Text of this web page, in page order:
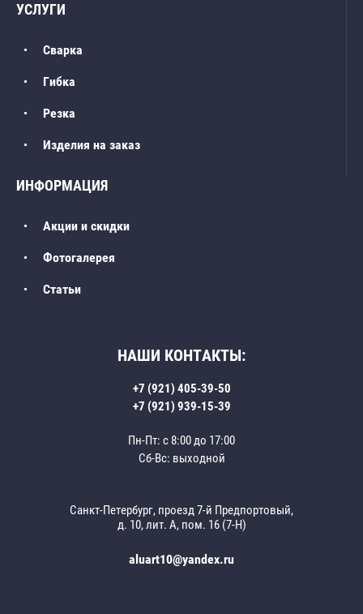
УСЛУГИ
Сварка
Гибка
Резка
Изделия на заказ
ИНФОРМАЦИЯ
Акции и скидки
Фотогалерея
Статьи
НАШИ КОНТАКТЫ:
+7 (921) 405-39-50
+7 (921) 939-15-39
Пн-Пт: с 8:00 до 17:00
Сб-Вс: выходной
Санкт-Петербург, проезд 7-й Предпортовый,
д. 10, лит. А, пом. 16 (7-Н)
aluart10@yandex.ru